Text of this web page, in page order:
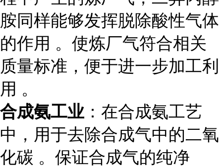
胺同样能够发挥脱除酸性气体
的作用 。使炼厂气符合相关
质量标准，便于进一步加工利
用 。
合成氨工业 ：在合成氨工艺
中，用于去除合成气中的二氧
化碳 。保证合成气的纯净